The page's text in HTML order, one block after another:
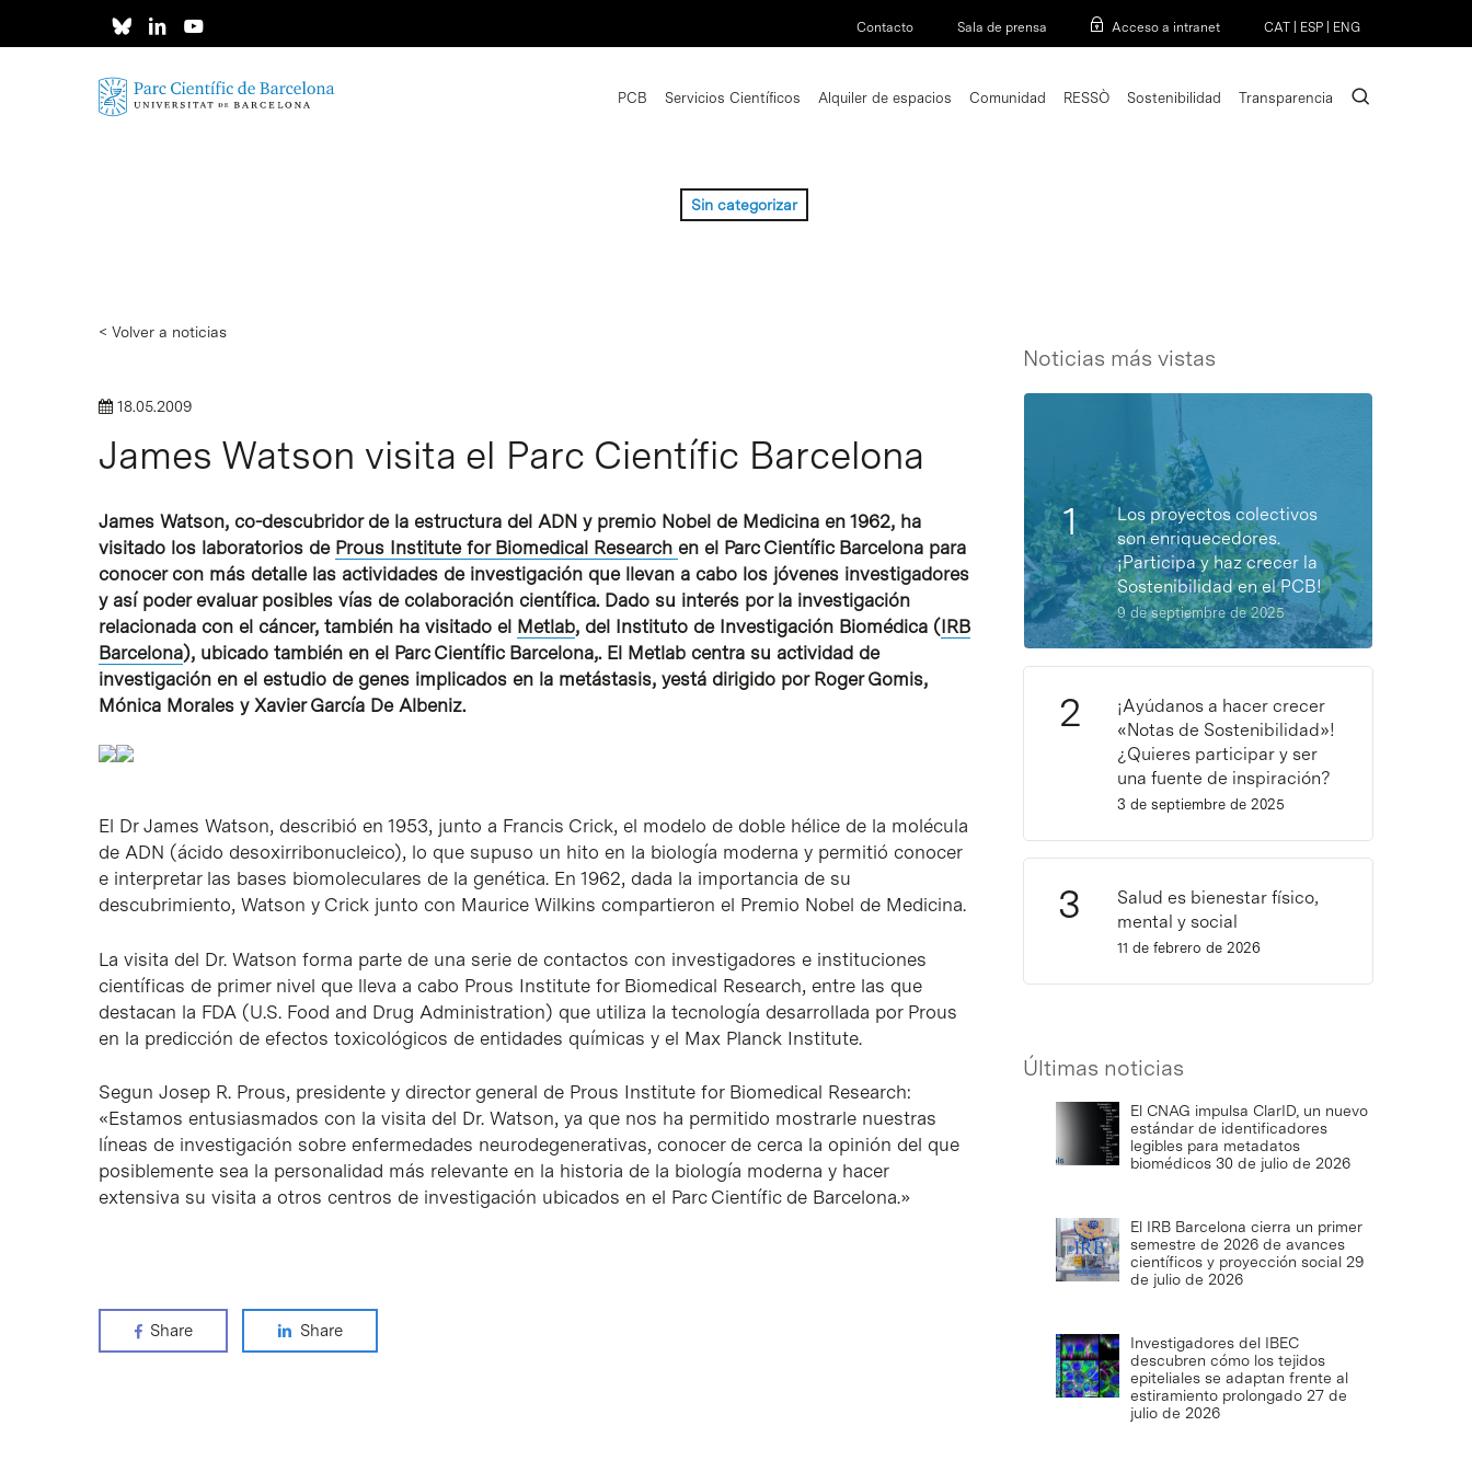
Contacto Sala de prensa Acceso a intranet CAT ESP ENG
Intro para buscar o ESC per cerrar
PCB Servicios Científicos Alquiler de espacios Comunidad RESSÒ Sostenibilidad Transparencia search
Sin categorizar
< Volver a noticias
18.05.2009
James Watson visita el Parc Científic Barcelona
James Watson, co-descubridor de la estructura del ADN y premio Nobel de Medicina en 1962, ha
visitado los laboratorios de Prous Institute for Biomedical Research en el Parc Científic Barcelona para
conocer con más detalle las actividades de investigación que llevan a cabo los jóvenes investigadores
y así poder evaluar posibles vías de colaboración científica. Dado su interés por la investigación
relacionada con el cáncer, también ha visitado el Metlab, del Instituto de Investigación Biomédica (IRB
Barcelona), ubicado también en el Parc Científic Barcelona,. El Metlab centra su actividad de
investigación en el estudio de genes implicados en la metástasis, yestá dirigido por Roger Gomis,
Mónica Morales y Xavier García De Albeniz.
El Dr James Watson, describió en 1953, junto a Francis Crick, el modelo de doble hélice de la molécula
de ADN (ácido desoxirribonucleico), lo que supuso un hito en la biología moderna y permitió conocer
e interpretar las bases biomoleculares de la genética. En 1962, dada la importancia de su
descubrimiento, Watson y Crick junto con Maurice Wilkins compartieron el Premio Nobel de Medicina.
La visita del Dr. Watson forma parte de una serie de contactos con investigadores e instituciones
científicas de primer nivel que lleva a cabo Prous Institute for Biomedical Research, entre las que
destacan la FDA (U.S. Food and Drug Administration) que utiliza la tecnología desarrollada por Prous
en la predicción de efectos toxicológicos de entidades químicas y el Max Planck Institute.
Segun Josep R. Prous, presidente y director general de Prous Institute for Biomedical Research:
«Estamos entusiasmados con la visita del Dr. Watson, ya que nos ha permitido mostrarle nuestras
líneas de investigación sobre enfermedades neurodegenerativas, conocer de cerca la opinión del que
posiblemente sea la personalidad más relevante en la historia de la biología moderna y hacer
extensiva su visita a otros centros de investigación ubicados en el Parc Científic de Barcelona.»
Share Share
Noticias más vistas
Los proyectos colectivos
son enriquecedores.
¡Participa y haz crecer la
Sostenibilidad en el PCB!
9 de septiembre de 2025
¡Ayúdanos a hacer crecer
«Notas de Sostenibilidad»!
¿Quieres participar y ser
una fuente de inspiración?
3 de septiembre de 2025
Salud es bienestar físico,
mental y social
11 de febrero de 2026
Últimas noticias
El CNAG impulsa ClarID, un nuevo
estándar de identificadores
legibles para metadatos
biomédicos 30 de julio de 2026
El IRB Barcelona cierra un primer
semestre de 2026 de avances
científicos y proyección social 29
de julio de 2026
Investigadores del IBEC
descubren cómo los tejidos
epiteliales se adaptan frente al
estiramiento prolongado 27 de
julio de 2026